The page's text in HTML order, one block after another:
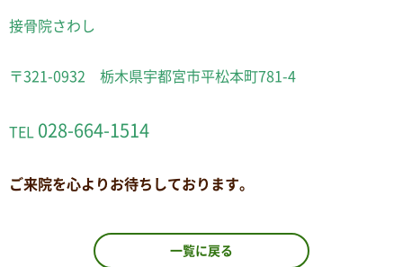
接骨院さわし
〒321-0932 栃木県宇都宮市平松本町781-4
TEL 028-664-1514
ご来院を心よりお待ちしております。
一覧に戻る